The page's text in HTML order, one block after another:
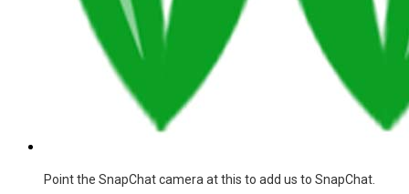
Point the SnapChat camera at this to add us to SnapChat.